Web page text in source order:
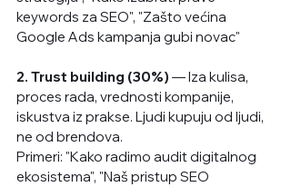
keywords za SEO", "Zašto većina
Google Ads kampanja gubi novac"
2. Trust building (30%) — Iza kulisa,
proces rada, vrednosti kompanije,
iskustva iz prakse. Ljudi kupuju od ljudi,
ne od brendova.
Primeri: "Kako radimo audit digitalnog
ekosistema", "Naš pristup SEO